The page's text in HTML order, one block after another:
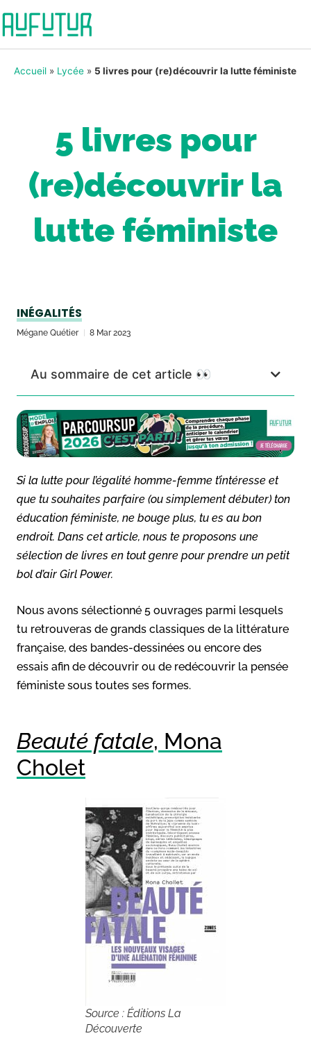
Accueil » Lycée » 5 livres pour (re)découvrir la lutte féministe
5 livres pour
(re)découvrir la
lutte féministe
INÉGALITÉS
Mégane Quétier 8 Mar 2023
Au sommaire de cet article 👀
Si la lutte pour l’égalité homme-femme t’intéresse et
que tu souhaites parfaire (ou simplement débuter) ton
éducation féministe, ne bouge plus, tu es au bon
endroit. Dans cet article, nous te proposons une
sélection de livres en tout genre pour prendre un petit
bol d’air Girl Power.
Nous avons sélectionné 5 ouvrages parmi lesquels
tu retrouveras de grands classiques de la littérature
française, des bandes-dessinées ou encore des
essais afin de découvrir ou de redécouvrir la pensée
féministe sous toutes ses formes.
Beauté fatale, Mona
Cholet
Source : Éditions La
Découverte